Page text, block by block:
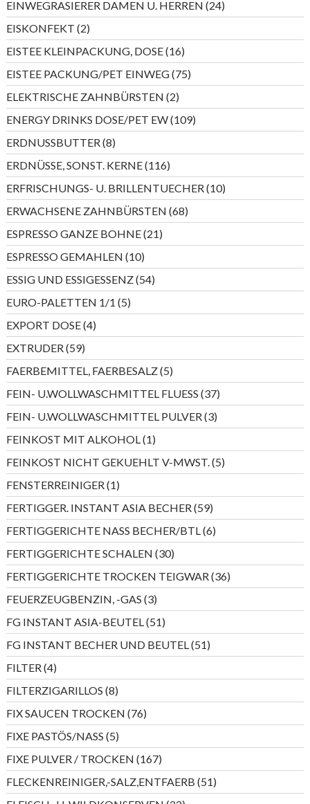
EINWEGRASIERER DAMEN U. HERREN 2424
Produkte
EISKONFEKT 22
Produkte
EISTEE KLEINPACKUNG, DOSE 1616
Produkte
EISTEE PACKUNG/PET EINWEG 7575
Produkte
ELEKTRISCHE ZAHNBÜRSTEN 22
Produkte
ENERGY DRINKS DOSE/PET EW 109109
Produkte
ERDNUSSBUTTER 88
Produkte
ERDNÜSSE, SONST. KERNE 116116
Produkte
ERFRISCHUNGS- U. BRILLENTUECHER 1010
Produkte
ERWACHSENE ZAHNBÜRSTEN 6868
Produkte
ESPRESSO GANZE BOHNE 2121
Produkte
ESPRESSO GEMAHLEN 1010
Produkte
ESSIG UND ESSIGESSENZ 5454
Produkte
EURO-PALETTEN 1/1 55
Produkte
EXPORT DOSE 44
Produkte
EXTRUDER 5959
Produkte
FAERBEMITTEL, FAERBESALZ 55
Produkte
FEIN- U.WOLLWASCHMITTEL FLUESS 3737
Produkte
FEIN- U.WOLLWASCHMITTEL PULVER 33
Produkte
FEINKOST MIT ALKOHOL 11
Produkt
FEINKOST NICHT GEKUEHLT V-MWST. 55
Produkte
FENSTERREINIGER 11
Produkt
FERTIGGER. INSTANT ASIA BECHER 5959
Produkte
FERTIGGERICHTE NASS BECHER/BTL 66
Produkte
FERTIGGERICHTE SCHALEN 3030
Produkte
FERTIGGERICHTE TROCKEN TEIGWAR 3636
Produkte
FEUERZEUGBENZIN, -GAS 33
Produkte
FG INSTANT ASIA-BEUTEL 5151
Produkte
FG INSTANT BECHER UND BEUTEL 5151
Produkte
FILTER 44
Produkte
FILTERZIGARILLOS 88
Produkte
FIX SAUCEN TROCKEN 7676
Produkte
FIXE PASTÖS/NASS 55
Produkte
FIXE PULVER / TROCKEN 167167
Produkte
FLECKENREINIGER,-SALZ,ENTFAERB 5151
Produkte